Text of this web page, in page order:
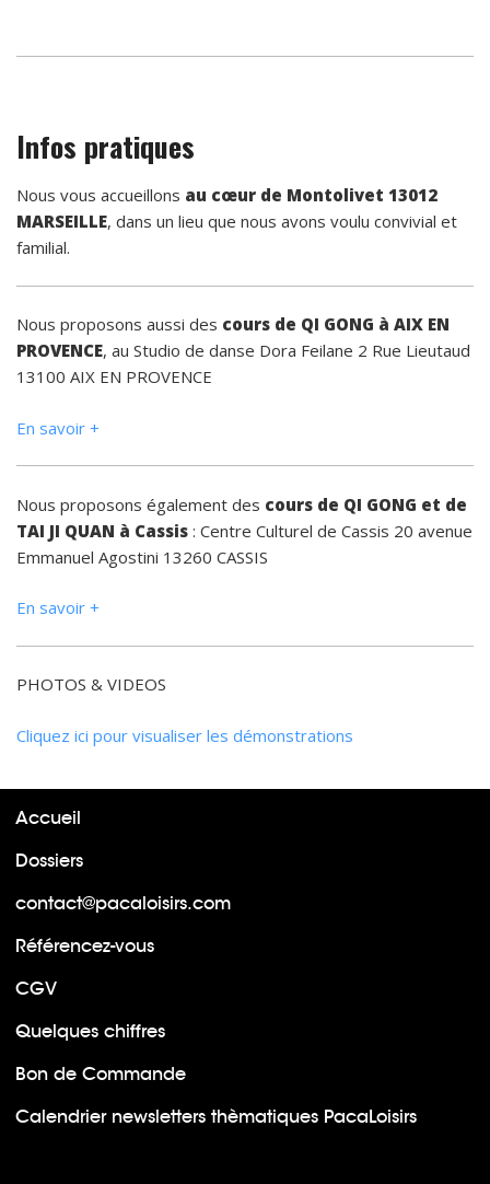
Infos pratiques
Nous vous accueillons au cœur de Montolivet 13012
MARSEILLE, dans un lieu que nous avons voulu convivial et
familial.
Nous proposons aussi des cours de QI GONG à AIX EN
PROVENCE, au Studio de danse Dora Feilane 2 Rue Lieutaud
13100 AIX EN PROVENCE
En savoir +
Nous proposons également des cours de QI GONG et de
TAI JI QUAN à Cassis : Centre Culturel de Cassis 20 avenue
Emmanuel Agostini 13260 CASSIS
En savoir +
PHOTOS & VIDEOS
Cliquez ici pour visualiser les démonstrations
Accueil
Dossiers
contact@pacaloisirs.com
Référencez-vous
CGV
Quelques chiffres
Bon de Commande
Calendrier newsletters thèmatiques PacaLoisirs